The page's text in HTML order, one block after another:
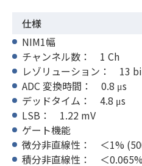
仕様
NIM1幅
チャンネル数： 1 Ch
レゾリューション： 13
ADC 変換時間： 0.8 μs
デッドタイム： 4.8 μs
LSB： 1.22 mV
ゲート機能
微分非直線性： ＜1%
積分非直線性： ＜